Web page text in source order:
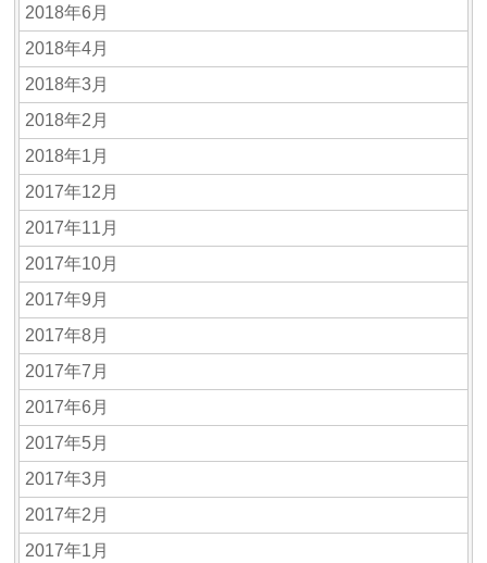
2018年6月
2018年4月
2018年3月
2018年2月
2018年1月
2017年12月
2017年11月
2017年10月
2017年9月
2017年8月
2017年7月
2017年6月
2017年5月
2017年3月
2017年2月
2017年1月